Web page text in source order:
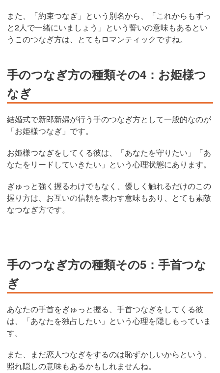
また、「約束つなぎ」という別名から、「これからもずっ
と2人で一緒にいましょう」という誓いの意味もあるとい
うこのつなぎ方は、とてもロマンティックですね。
手のつなぎ方の種類その4：お姫様つ
なぎ
結婚式で新郎新婦が行う手のつなぎ方として一般的なのが
「お姫様つなぎ」です。
お姫様つなぎをしてくる彼は、「あなたを守りたい」「あ
なたをリードしていきたい」という心理状態にあります。
ぎゅっと強く握るわけでもなく、優しく触れるだけのこの
握り方は、お互いの信頼を表わす意味もあり、とても素敵
なつなぎ方です。
手のつなぎ方の種類その5：手首つな
ぎ
あなたの手首をぎゅっと握る、手首つなぎをしてくる彼
は、「あなたを独占したい」という心理を隠しもっていま
す。
また、まだ恋人つなぎをするのは恥ずかしいからという、
照れ隠しの意味もあるかもしれませんね。